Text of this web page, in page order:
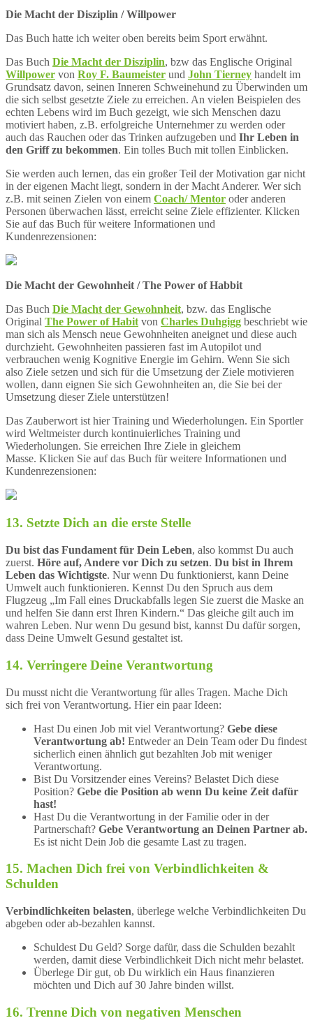
Die Macht der Disziplin / Willpower
Das Buch hatte ich weiter oben bereits beim Sport erwähnt.
Das Buch Die Macht der Disziplin, bzw das Englische Original
Willpower von Roy F. Baumeister und John Tierney handelt im
Grundsatz davon, seinen Inneren Schweinehund zu Überwinden um
die sich selbst gesetzte Ziele zu erreichen. An vielen Beispielen des
echten Lebens wird im Buch gezeigt, wie sich Menschen dazu
motiviert haben, z.B. erfolgreiche Unternehmer zu werden oder
auch das Rauchen oder das Trinken aufzugeben und Ihr Leben in
den Griff zu bekommen. Ein tolles Buch mit tollen Einblicken.
Sie werden auch lernen, das ein großer Teil der Motivation gar nicht
in der eigenen Macht liegt, sondern in der Macht Anderer. Wer sich
z.B. mit seinen Zielen von einem Coach/ Mentor oder anderen
Personen überwachen lässt, erreicht seine Ziele effizienter. Klicken
Sie auf das Buch für weitere Informationen und
Kundenrezensionen:
Die Macht der Gewohnheit / The Power of Habbit
Das Buch Die Macht der Gewohnheit, bzw. das Englische
Original The Power of Habit von Charles Duhgigg beschriebt wie
man sich als Mensch neue Gewohnheiten aneignet und diese auch
durchzieht. Gewohnheiten passieren fast im Autopilot und
verbrauchen wenig Kognitive Energie im Gehirn. Wenn Sie sich
also Ziele setzen und sich für die Umsetzung der Ziele motivieren
wollen, dann eignen Sie sich Gewohnheiten an, die Sie bei der
Umsetzung dieser Ziele unterstützen!
Das Zauberwort ist hier Training und Wiederholungen. Ein Sportler
wird Weltmeister durch kontinuierliches Training und
Wiederholungen. Sie erreichen Ihre Ziele in gleichem
Masse. Klicken Sie auf das Buch für weitere Informationen und
Kundenrezensionen:
13. Setzte Dich an die erste Stelle
Du bist das Fundament für Dein Leben, also kommst Du auch
zuerst. Höre auf, Andere vor Dich zu setzen. Du bist in Ihrem
Leben das Wichtigste. Nur wenn Du funktionierst, kann Deine
Umwelt auch funktionieren. Kennst Du den Spruch aus dem
Flugzeug „Im Fall eines Druckabfalls legen Sie zuerst die Maske an
und helfen Sie dann erst Ihren Kindern.“ Das gleiche gilt auch im
wahren Leben. Nur wenn Du gesund bist, kannst Du dafür sorgen,
dass Deine Umwelt Gesund gestaltet ist.
14. Verringere Deine Verantwortung
Du musst nicht die Verantwortung für alles Tragen. Mache Dich
sich frei von Verantwortung. Hier ein paar Ideen:
Hast Du einen Job mit viel Verantwortung? Gebe diese
Verantwortung ab! Entweder an Dein Team oder Du findest
sicherlich einen ähnlich gut bezahlten Job mit weniger
Verantwortung.
Bist Du Vorsitzender eines Vereins? Belastet Dich diese
Position? Gebe die Position ab wenn Du keine Zeit dafür
hast!
Hast Du die Verantwortung in der Familie oder in der
Partnerschaft? Gebe Verantwortung an Deinen Partner ab.
Es ist nicht Dein Job die gesamte Last zu tragen.
15. Machen Dich frei von Verbindlichkeiten &
Schulden
Verbindlichkeiten belasten, überlege welche Verbindlichkeiten Du
abgeben oder ab-bezahlen kannst.
Schuldest Du Geld? Sorge dafür, dass die Schulden bezahlt
werden, damit diese Verbindlichkeit Dich nicht mehr belastet.
Überlege Dir gut, ob Du wirklich ein Haus finanzieren
möchten und Dich auf 30 Jahre binden willst.
16. Trenne Dich von negativen Menschen